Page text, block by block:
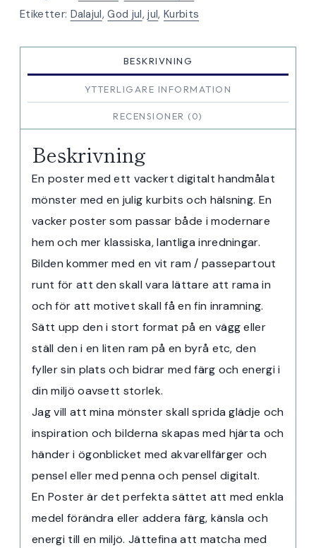
Etiketter: Dalajul,God jul,jul, Kurbits
BESKRIVNING
YTTERLIGARE INFORMATION
RECENSIONER (0)
Beskrivning
En poster med ett vackert digitalt handmålat
mönster med en julig kurbits och hälsning. En
vacker poster som passar både i modernare
hem och mer klassiska, lantliga inredningar.
Bilden kommer med en vit ram / passepartout
runt för att den skall vara lättare att rama in
och för att motivet skall få en fin inramning.
Sätt upp den i stort format på en vägg eller
ställ den i en liten ram på en byrå etc, den
fyller sin plats och bidrar med färg och energi i
din miljö oavsett storlek.
Jag vill att mina mönster skall sprida glädje och
inspiration och bilderna skapas med hjärta och
händer i ögonblicket med akvarellfärger och
pensel eller med penna och pensel digitalt.
En Poster är det perfekta sättet att med enkla
medel förändra eller addera färg, känsla och
energi till en miljö. Jättefina att matcha med